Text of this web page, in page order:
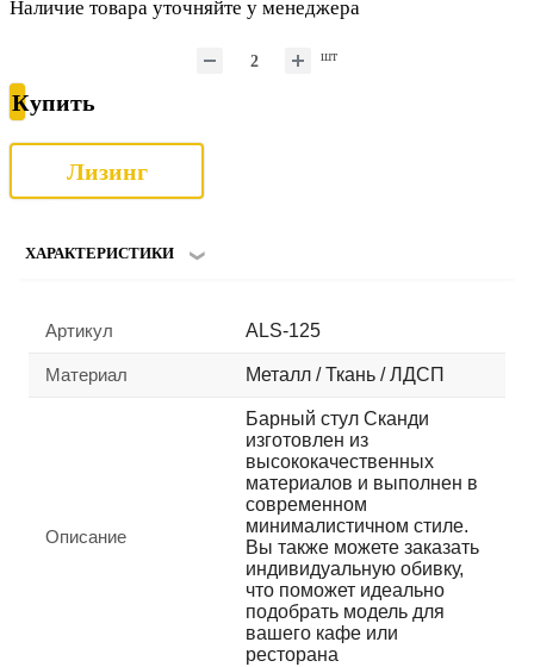
Наличие товара уточняйте у менеджера
шт
Купить
Лизинг
ХАРАКТЕРИСТИКИ
Артикул ALS-125
Материал Металл / Ткань / ЛДСП
Описание
Барный стул Сканди
изготовлен из
высококачественных
материалов и выполнен в
современном
минималистичном стиле.
Вы также можете заказать
индивидуальную обивку,
что поможет идеально
подобрать модель для
вашего кафе или
ресторана